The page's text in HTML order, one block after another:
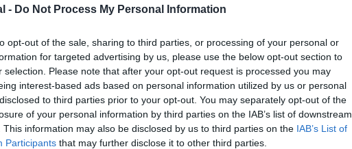
- Do Not Process My Personal Information
opt-out of the sale, sharing to third parties, or processing of your personal or
for targeted advertising by us, please use the below opt-out section to
selection. Please note that after your opt-out request is processed you may
interest-based ads based on personal information utilized by us or personal
to third parties prior to your opt-out. You may separately opt-out of the
of your personal information by third parties on the IAB’s list of downstream
This information may also be disclosed by us to third parties on the IAB’s List of
Participants that may further disclose it to other third parties.